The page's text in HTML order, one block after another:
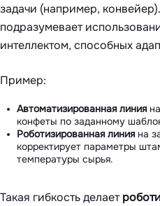
задачи (например,
подразумевает
интеллектом, способных
Пример:
Автоматизированная линия
конфеты по заданному
Роботизированная линия на
корректирует параметры
температуры сырья.
Такая гибкость делает